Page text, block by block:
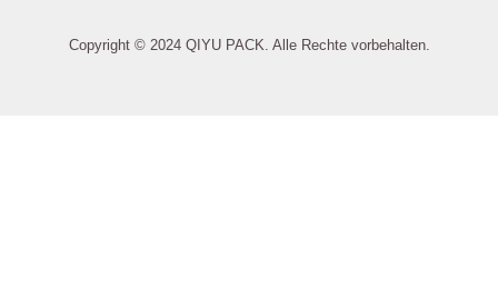
Copyright © 2024 QIYU PACK. Alle Rechte vorbehalten.